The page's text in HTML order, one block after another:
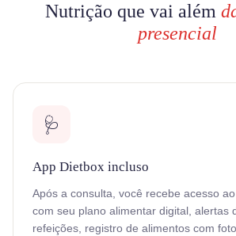
Nutrição que vai além
presencial
🩺
App Dietbox incluso
Após a consulta, você recebe acesso
com seu plano alimentar digital, alertas
refeições, registro de alimentos com